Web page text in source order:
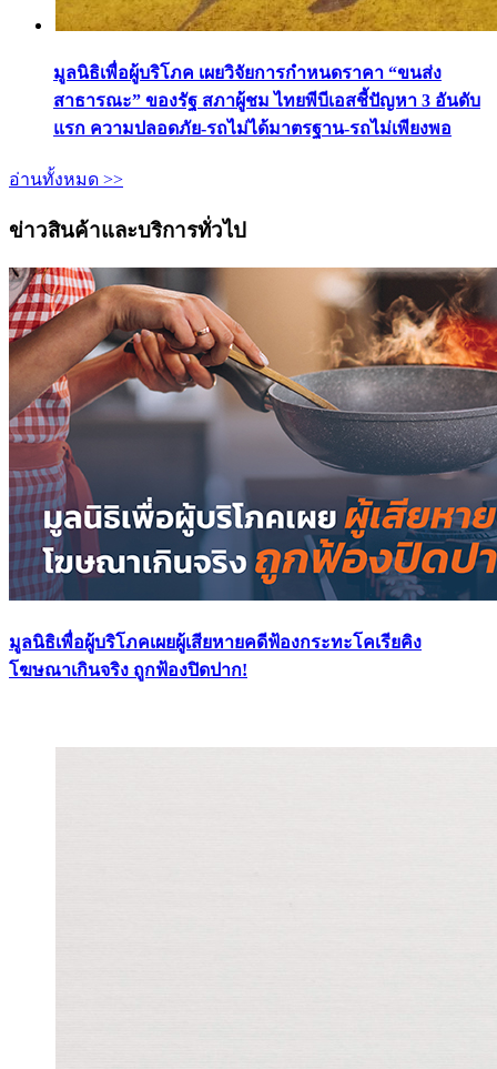
มูลนิธิเพื่อผู้บริโภค เผยวิจัยการกำหนดราคา “ขนส่ง
สาธารณะ” ของรัฐ สภาผู้ชม ไทยพีบีเอสชี้ปัญหา 3 อันดับ
แรก ความปลอดภัย-รถไม่ได้มาตรฐาน-รถไม่เพียงพอ
อ่านทั้งหมด >>
ข่าวสินค้าและบริการทั่วไป
มูลนิธิเพื่อผู้บริโภคเผยผู้เสียหายคดีฟ้องกระทะโคเรียคิง
โฆษณาเกินจริง ถูกฟ้องปิดปาก!